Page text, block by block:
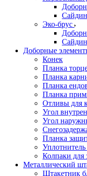
Эко-брус
Доборные
Конек
Планка
Планка
Планка
Планка
Отливы для
Угол
Угол
Планка
Колпаки для
Металлический
Штакетник